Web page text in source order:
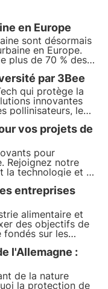
en Europe
sont désormais
en Europe.
plus de 70 % des
il est devenu
basées sur la
par 3Bee
qui protège la
innovantes
pollinisateurs, les
à la
vos projets de
pour
Rejoignez notre
la technologie et la
un avenir plus
entreprises
alimentaire et
des objectifs de
sur les
entreprises
initiative pilote,
Nestlé.
l'Allemagne :
de la nature
la protection de